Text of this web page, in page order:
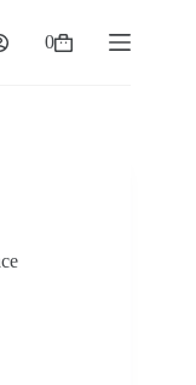
Varukorg
0